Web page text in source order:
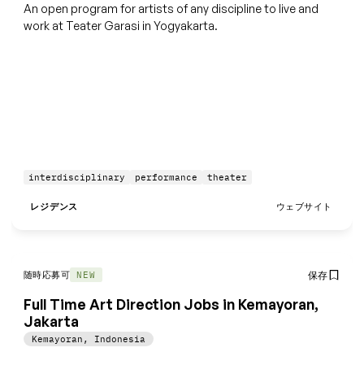
An open program for artists of any discipline to live and
work at Teater Garasi in Yogyakarta.
interdisciplinary performance theater
レジデンス ウェブサイト
随時応募可 NEW 保存
Full Time Art Direction Jobs in Kemayoran,
Jakarta
Kemayoran , Indonesia